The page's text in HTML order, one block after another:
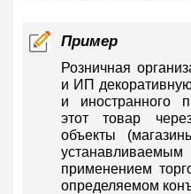
Пример
Розничная
и ИП декоративную
и иностранного
этот товар
объекты
применением
определяемом